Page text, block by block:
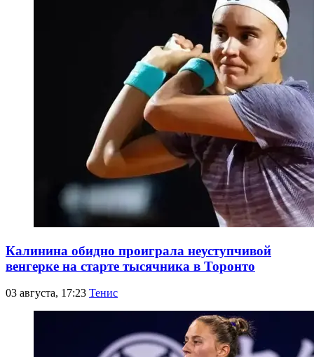
Калинина обидно проиграла неуступчивой
венгерке на старте тысячника в Торонто
03 августа, 17:23 Тенис